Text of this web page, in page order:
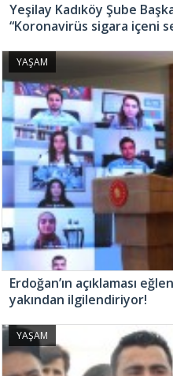
Yeşilay Kadıköy Şube
“Koronavirüs sigara içeni
YAŞAM
Erdoğan’ın açıklaması
yakından ilgilendiriyor!
YAŞAM